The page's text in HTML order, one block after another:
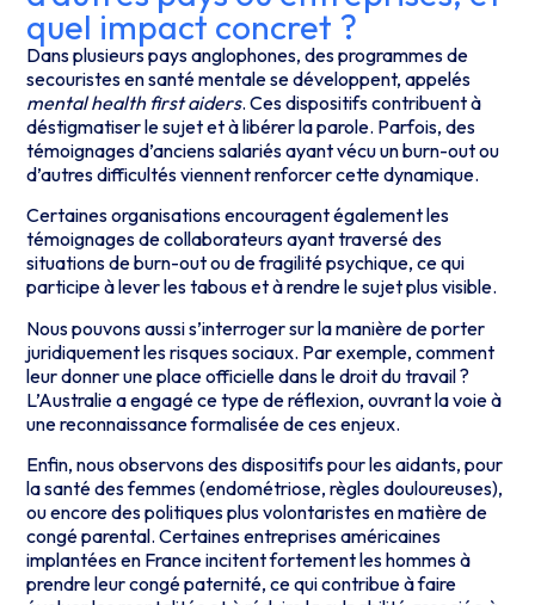
quel impact concret ?
Dans plusieurs pays anglophones, des programmes de
secouristes en santé mentale se développent, appelés
mental health first aiders. Ces dispositifs contribuent à
déstigmatiser le sujet et à libérer la parole. Parfois, des
témoignages d’anciens salariés ayant vécu un burn-out ou
d’autres difficultés viennent renforcer cette dynamique.
Certaines organisations encouragent également les
témoignages de collaborateurs ayant traversé des
situations de burn-out ou de fragilité psychique, ce qui
participe à lever les tabous et à rendre le sujet plus visible.
Nous pouvons aussi s’interroger sur la manière de porter
juridiquement les risques sociaux. Par exemple, comment
leur donner une place officielle dans le droit du travail ?
L’Australie a engagé ce type de réflexion, ouvrant la voie à
une reconnaissance formalisée de ces enjeux.
Enfin, nous observons des dispositifs pour les aidants, pour
la santé des femmes (endométriose, règles douloureuses),
ou encore des politiques plus volontaristes en matière de
congé parental. Certaines entreprises américaines
implantées en France incitent fortement les hommes à
prendre leur congé paternité, ce qui contribue à faire